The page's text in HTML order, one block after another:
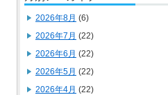
2026年8月 (6)
2026年7月 (22)
2026年6月 (22)
2026年5月 (22)
2026年4月 (22)